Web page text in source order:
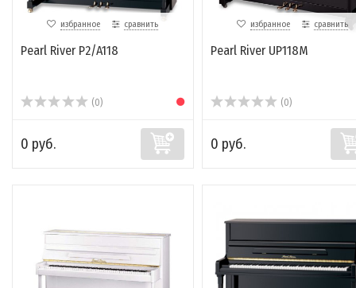
избранное сравнить
Pearl River P2/A118
(0)
0 руб.
избранное сравнить
Pearl River UP118M
(0)
0 руб.